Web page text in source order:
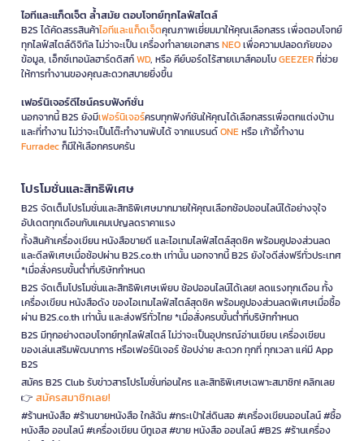
ไอทีและแก็ดเจ็ต ล้ำสมัย ตอบโจทย์ทุกไลฟ์สไตล์
B2S ได้คัดสรรสินค้าไอทีและแก็ดเจ็ตคุณภาพเยี่ยมมาให้คุณเลือกสรร เพื่อตอบโจทย์
ทุกไลฟ์สไตล์ดิจิทัล ไม่ว่าจะเป็น เครื่องทำลายเอกสารNEOเพื่อความปลอดภัยของ
ข้อมูล, เอ็กซ์เทอนัลฮาร์ดดิสก์WD, หรือ คีย์บอร์ดไร้สายเมาส์คอมโบGEEZERที่ช่วย
ให้การทำงานของคุณสะดวกสบายยิ่งขึ้น
เฟอร์นิเจอร์ดีไซน์ครบฟังก์ชั่น
นอกจากนี้ B2S ยังมีเฟอร์นิเจอร์ครบทุกฟังก์ชันให้คุณได้เลือกสรรเพื่อตกแต่งบ้าน
และที่ทำงาน ไม่ว่าจะเป็นโต๊ะทำงานพับได้ จากแบรนด์ONEหรือ เก้าอี้ทำงาน
Furradecก็มีให้เลือกครบครัน
โปรโมชั่นและสิทธิพิเศษ
B2S จัดเต็มโปรโมชั่นและสิทธิพิเศษมากมายให้คุณเลือกช้อปออนไลน์ได้อย่างจุใจ
อัปเดตทุกเดือนกับแคมเปญลดราคาแรง
ทั้งสินค้าเครื่องเขียน หนังสือขายดี และไอเทมไลฟ์สไตล์สุดชิค พร้อมคูปองส่วนลด
และดีลพิเศษเมื่อช้อปผ่าน B2S.co.th เท่านั้น นอกจากนี้ B2S ยังใจดีส่งฟรีทั่วประเทศ
*เมื่อสั่งครบขั้นต่ำที่บริษัทกำหนด
B2S จัดเต็มโปรโมชั่นและสิทธิพิเศษเพียบ ช้อปออนไลน์ได้เลย! ลดแรงทุกเดือน ทั้ง
เครื่องเขียน หนังสือดัง ของไอเทมไลฟ์สไตล์สุดชิค พร้อมคูปองส่วนลดพิเศษเมื่อซื้อ
ผ่าน B2S.co.th เท่านั้น และส่งฟรีทั่วไทย *เมื่อสั่งครบขั้นต่ำที่บริษัทกำหนด
B2S มีทุกอย่างตอบโจทย์ทุกไลฟ์สไตล์ ไม่ว่าจะเป็นอุปกรณ์อ่านเขียน เครื่องเขียน
ของเล่นเสริมพัฒนาการ หรือเฟอร์นิเจอร์ ช้อปง่าย สะดวก ทุกที่ ทุกเวลา แค่มี App
B2S
สมัคร B2S Club รับข่าวสารโปรโมชั่นก่อนใคร และสิทธิพิเศษเฉพาะสมาชิก! คลิกเลย
👉 สมัครสมาชิกเลย!
#ร้านหนังสือ #ร้านขายหนังสือ ใกล้ฉัน #กระเป๋าใส่ดินสอ #เครื่องเขียนออนไลน์ #ซื้อ
หนังสือ ออนไลน์ #เครื่องเขียน บีทูเอส #ขาย หนังสือ ออนไลน์ #B2S #ร้านเครื่อง